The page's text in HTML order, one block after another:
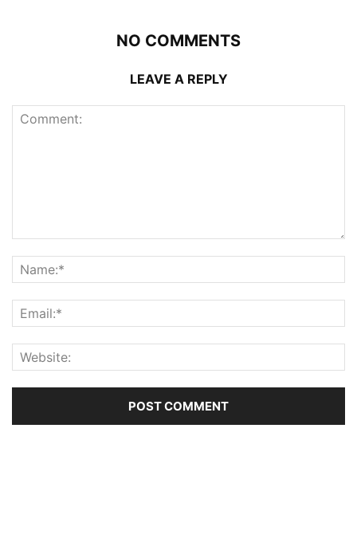
NO COMMENTS
LEAVE A REPLY